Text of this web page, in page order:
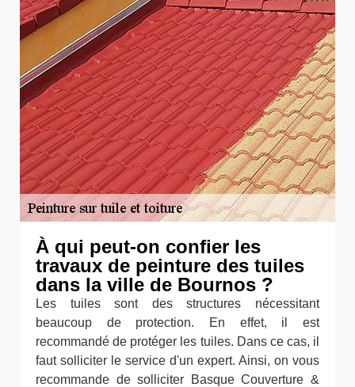
À qui peut-on confier les
travaux de peinture des tuiles
dans la ville de Bournos ?
Les tuiles sont des structures nécessitant
beaucoup de protection. En effet, il est
recommandé de protéger les tuiles. Dans ce cas, il
faut solliciter le service d'un expert. Ainsi, on vous
recommande de solliciter Basque Couverture &